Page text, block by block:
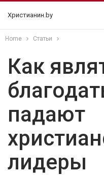
Христианин.by
Home Статьи
Как
падают
лидеры